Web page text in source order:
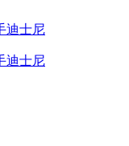
迪士尼
迪士尼